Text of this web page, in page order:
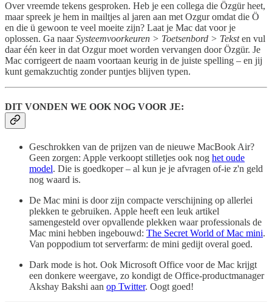
Over vreemde tekens gesproken. Heb je een collega die Özgür heet,
maar spreek je hem in mailtjes al jaren aan met Ozgur omdat die Ö
en die ü gewoon te veel moeite zijn? Laat je Mac dat voor je
oplossen. Ga naarSysteemvoorkeuren > Toetsenbord > Teksten vul
daar één keer in dat Ozgur moet worden vervangen door Özgür. Je
Mac corrigeert de naam voortaan keurig in de juiste spelling – en jij
kunt gemakzuchtig zonder puntjes blijven typen.
DIT VONDEN WE OOK NOG VOOR JE:
Geschrokken van de prijzen van de nieuwe MacBook Air?
Geen zorgen: Apple verkoopt stilletjes ook nog het oude
model. Die is goedkoper – al kun je je afvragen of-ie z'n geld
nog waard is.
De Mac mini is door zijn compacte verschijning op allerlei
plekken te gebruiken. Apple heeft een leuk artikel
samengesteld over opvallende plekken waar professionals de
Mac mini hebben ingebouwd: The Secret World of Mac mini.
Van poppodium tot serverfarm: de mini gedijt overal goed.
Dark mode is hot. Ook Microsoft Office voor de Mac krijgt
een donkere weergave, zo kondigt de Office-productmanager
Akshay Bakshi aan op Twitter. Oogt goed!